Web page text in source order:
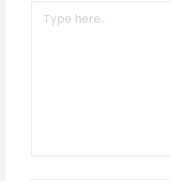
here..